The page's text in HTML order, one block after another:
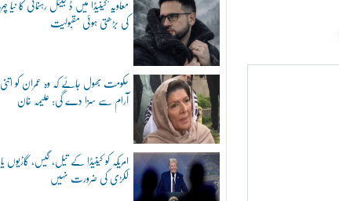
کی بڑھتی ہوئی مقبولیت
حکومت بھول جائے کہ وہ عمران کو اتنی
آرام سے سزا دے گی: علیمہ خان
امریکہ کو کینیڈا کے تیل، گیس، گاڑیوں یا
لکڑی کی ضرورت نہیں